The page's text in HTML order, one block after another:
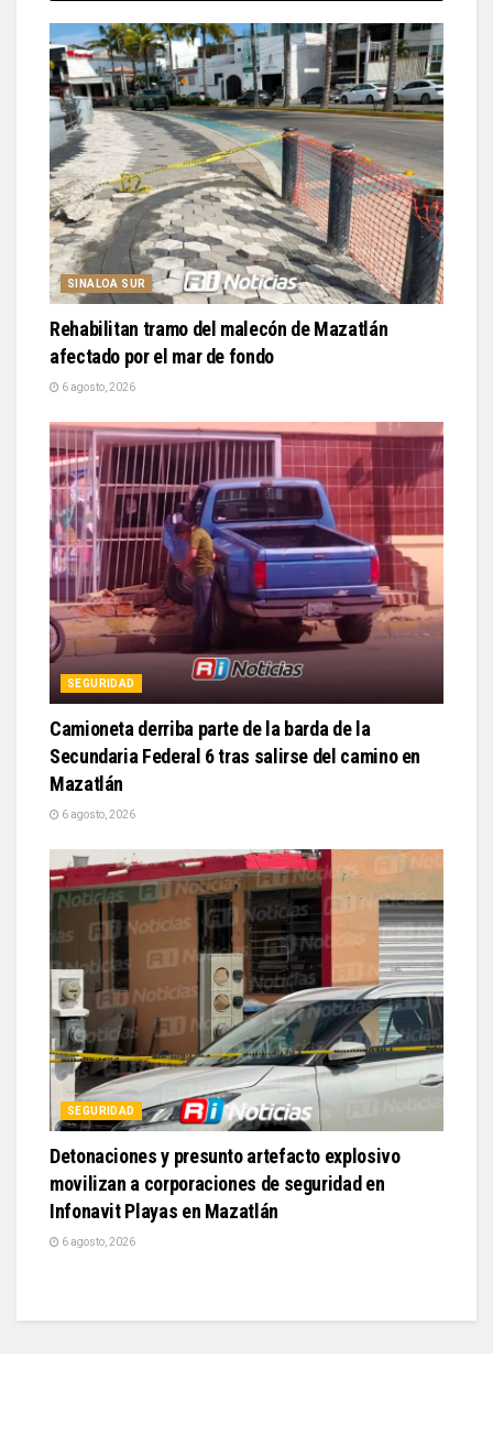
SINALOA SUR
Rehabilitan tramo del malecón de Mazatlán
afectado por el mar de fondo
6 agosto, 2026
SEGURIDAD
Camioneta derriba parte de la barda de la
Secundaria Federal 6 tras salirse del camino en
Mazatlán
6 agosto, 2026
SEGURIDAD
Detonaciones y presunto artefacto explosivo
movilizan a corporaciones de seguridad en
Infonavit Playas en Mazatlán
6 agosto, 2026